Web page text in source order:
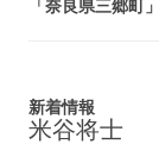
「奈良県三郷町
新着情報
米谷将士